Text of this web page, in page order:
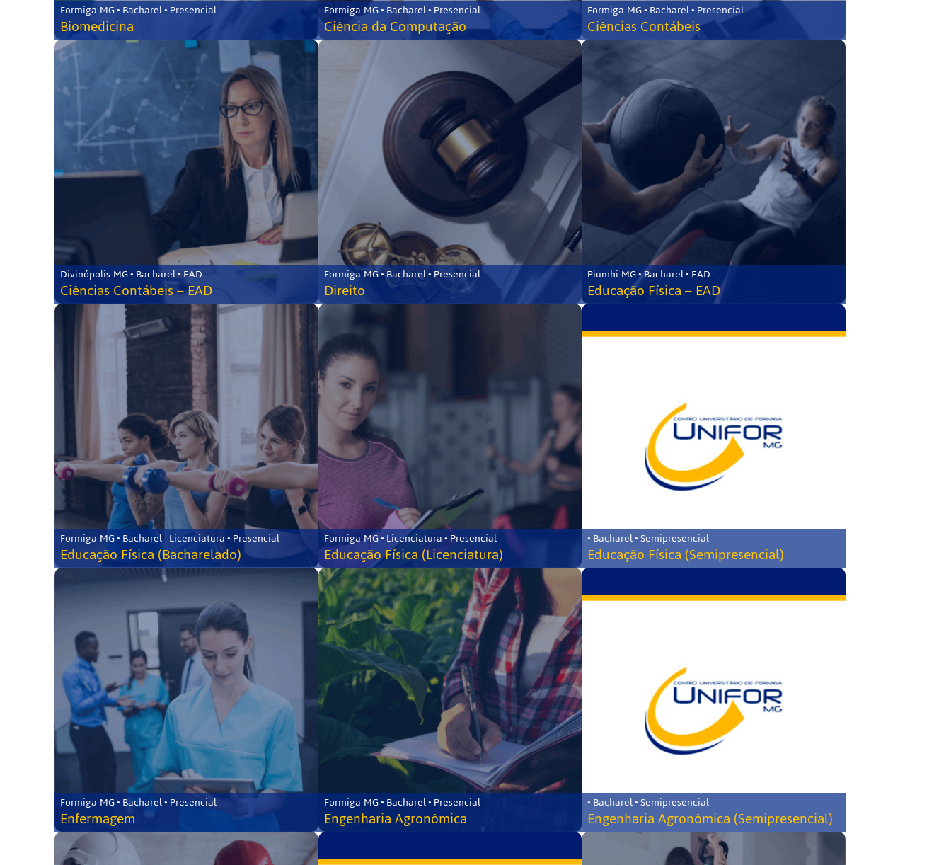
Formiga-MG • Bacharel • Presencial
Biomedicina
Formiga-MG • Bacharel • Presencial
Ciência da Computação
Formiga-MG • Bacharel • Presencial
Ciências Contábeis
Divinópolis-MG • Bacharel • EAD
Ciências Contábeis – EAD
Formiga-MG • Bacharel • Presencial
Direito
Piumhi-MG • Bacharel • EAD
Educação Física – EAD
Formiga-MG • Bacharel - Licenciatura • Presencial
Educação Física (Bacharelado)
Formiga-MG • Licenciatura • Presencial
Educação Física (Licenciatura)
• Bacharel • Semipresencial
Educação Física (Semipresencial)
Formiga-MG • Bacharel • Presencial
Enfermagem
Formiga-MG • Bacharel • Presencial
Engenharia Agronômica
• Bacharel • Semipresencial
Engenharia Agronômica (Semipresencial)